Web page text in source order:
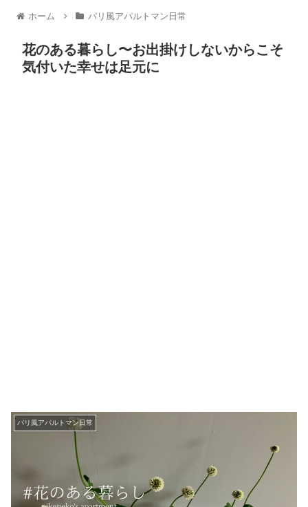
ホーム パリ風アパルトマン日常
花のある暮らし〜お出掛けしないからこそ
気付いた幸せは足元に
パリ風アパルトマン日常